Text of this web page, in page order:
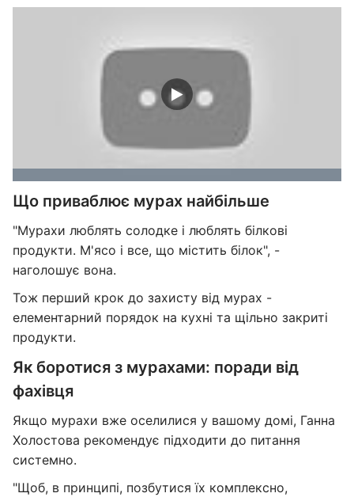
Що приваблює мурах найбільше
"Мурахи люблять солодке і люблять білкові
продукти. М'ясо і все, що містить білок", -
наголошує вона.
Тож перший крок до захисту від мурах -
елементарний порядок на кухні та щільно закриті
продукти.
Як боротися з мурахами: поради від
фахівця
Якщо мурахи вже оселилися у вашому домі, Ганна
Холостова рекомендує підходити до питання
системно.
"Щоб, в принципі, позбутися їх комплексно,